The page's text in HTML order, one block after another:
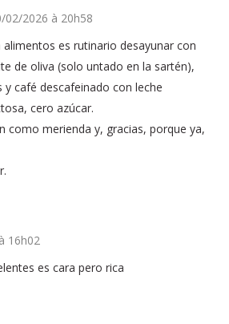
02/2026 à 20h58
es rutinario desayunar con
de oliva (solo untado en la sartén),
y café descafeinado con leche
cero azúcar.
como merienda y, gracias, porque ya,
à 16h02
es cara pero rica